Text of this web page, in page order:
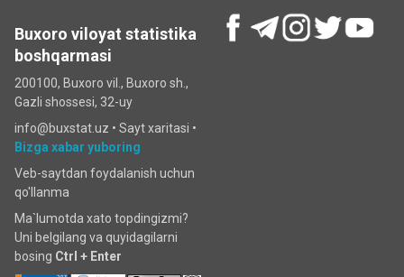
Buxoro viloyat statistika
boshqarmasi
200100, Buxoro vil., Buxoro sh.,
Gazli shossesi, 32-uy
info@buxstat.uz • Sayt xaritasi •
Bizga xabar yuboring
Veb-saytdan foydalanish uchun
qo'llanma
Ma`lumotda xato topdingizmi?
Uni belgilang va quyidagilarni
bosing Ctrl + Enter